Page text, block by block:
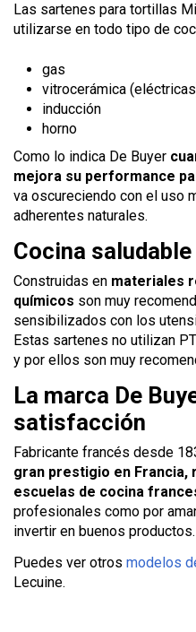
Las sartenes para tortillas
utilizarse en todo tipo de
gas
vitrocerámica
inducción
horno
Como lo indica De Buyer
mejora su performance
va oscureciendo con el uso
adherentes naturales.
Cocina saludable
Construidas en materiales
químicos son muy
sensibilizados con los
Estas sartenes no utilizan
y por ellos son muy
La marca De
satisfacción
Fabricante francés desde
gran prestigio en Francia,
escuelas de cocina
profesionales como por
invertir en buenos productos.
Puedes ver otros modelos
Lecuine.